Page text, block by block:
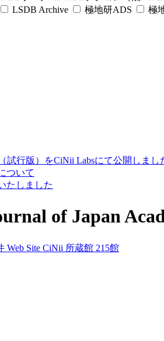
LSDB Archive 極地研ADS 極
試行版）をCiNii Labsにて公開しまし
ついて
たしました
of Japan
Web Site CiNii 所蔵館 215館